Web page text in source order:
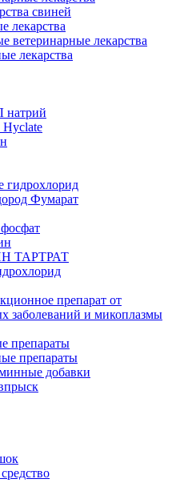
свиней
лекарства
ветеринарные лекарства
лекарства
гидрохлорид
Фумарат
ТАРТРАТ
препарат от
заболеваний и микоплазмы
препараты
препараты
добавки